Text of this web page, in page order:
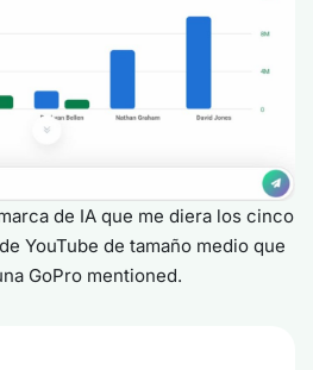
de IA que me diera los cinco
YouTube de tamaño medio que
GoPro mentioned.